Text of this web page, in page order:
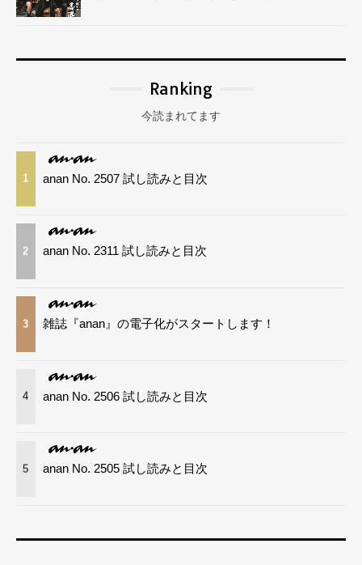
Ranking
今読まれてます
1 anan No. 2507 試し読みと目次
2 anan No. 2311 試し読みと目次
3 雑誌『anan』の電子化がスタートします！
4 anan No. 2506 試し読みと目次
5 anan No. 2505 試し読みと目次